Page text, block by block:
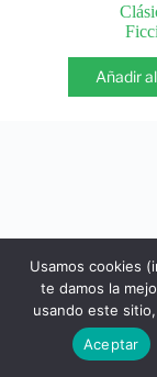
Añadir
libros.eco © -
Devoluciones y
Usamos cookies
te damos la
usando este
Aceptar